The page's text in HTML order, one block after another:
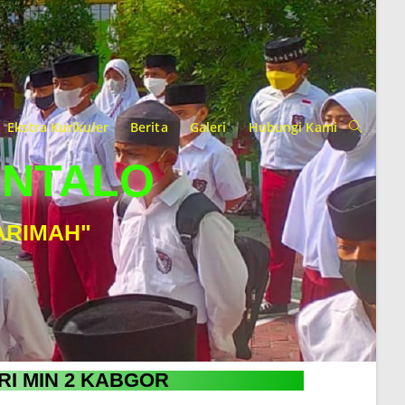
Ekstra Kurikuler Berita Galeri Hubungi Kami
MIN 2 KABGOR